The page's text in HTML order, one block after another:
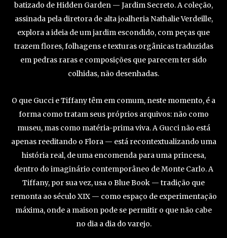
batizado de Hidden Garden — Jardim Secreto. A coleção,
assinada pela diretora de alta joalheria Nathalie Verdeille,
explora a ideia de um jardim escondido, com peças que
trazem flores, folhagens e texturas orgânicas traduzidas
em pedras raras e composições que parecem ter sido
colhidas, não desenhadas.
O que Gucci e Tiffany têm em comum, neste momento, é a
forma como tratam seus próprios arquivos: não como
museu, mas como matéria-prima viva. A Gucci não está
apenas reeditando o Flora — está recontextualizando uma
história real, de uma encomenda para uma princesa,
dentro do imaginário contemporâneo de Monte Carlo. A
Tiffany, por sua vez, usa o Blue Book — tradição que
remonta ao século XIX — como espaço de experimentação
máxima, onde a maison pode se permitir o que não cabe
no dia a dia do varejo.